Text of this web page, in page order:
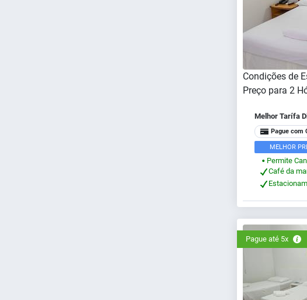
Condições de
Preço para 2
Melhor Tarífa
Pague com
MELHOR
⬤
Permite
Café da
Pague até 5x